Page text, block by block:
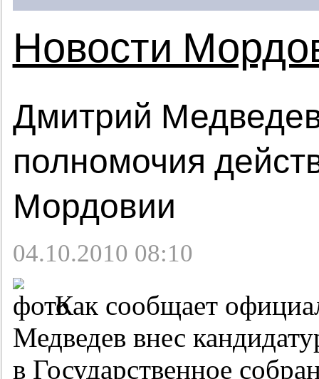
Новости
Дмитрий
полномочия
Мордовии
04.10.2010 08:10
Как сообщает
Медведев внес
в Государственное